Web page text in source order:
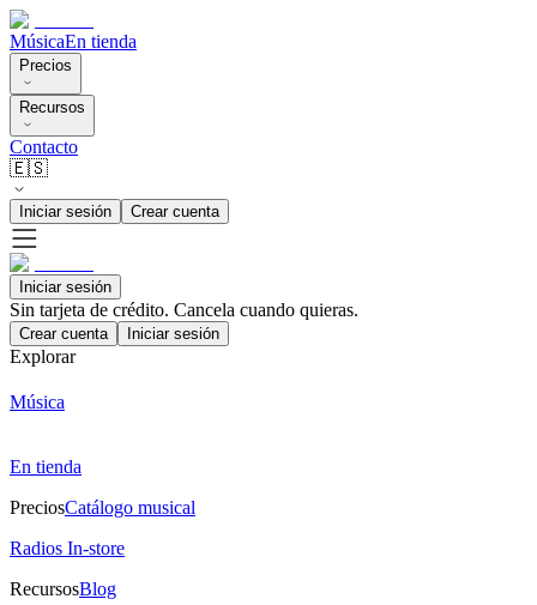
MúsicaEn tienda
Precios
Recursos
Contacto
🇪🇸
Iniciar sesión Crear cuenta
Iniciar sesión
Sin tarjeta de crédito. Cancela cuando quieras.
Crear cuenta Iniciar sesión
Explorar
Música
En tienda
PreciosCatálogo musical
Radios In-store
RecursosBlog